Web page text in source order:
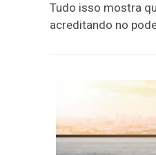
Tudo isso mostra
acreditando no